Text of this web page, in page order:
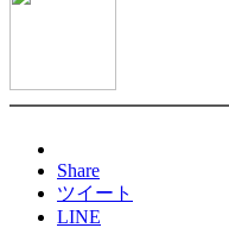
Share
ツイート
LINE